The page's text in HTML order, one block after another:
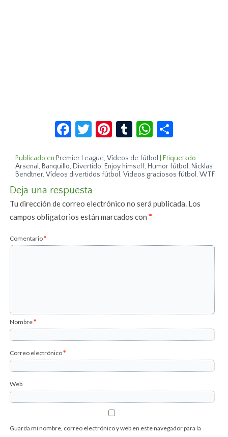
Facebook
Twitter
Pinterest
TumblrWhatsApp
Publicado en Premier League,Vídeos de fútbol
Etiquetado
Arsenal , Banquillo, Divertido, Enjoy himself, Humor fútbol , Nicklas
Bendtner,Vídeos divertidos fútbol ,Vídeos graciosos fútbol ,WTF
Deja una respuesta
Tu dirección de correo electrónico no será publicada. Los
campos obligatorios están marcados con*
Comentario*
Nombre*
Correo electrónico*
Web
Guarda mi nombre, correo electrónico y web en este navegador para la